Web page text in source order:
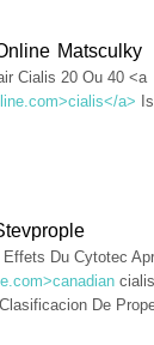
Matsculky
Cialis 20 Ou 40 <a
a>
Du Cytotec
De